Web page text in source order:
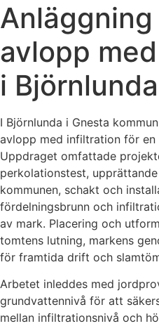
avlopp
i
I Björnlunda i Gnesta
avlopp med infiltration för en
Uppdraget omfattade
perkolationstest,
kommunen, schakt och
fördelningsbrunn och
av mark. Placering och
tomtens lutning, markens
för framtida drift och
Arbetet inleddes med
grundvattennivå för att
mellan infiltrationsnivå och